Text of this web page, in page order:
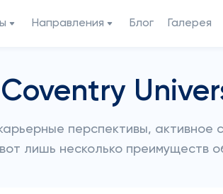
Направления Блог Галерея
Coventry
перспективы, активное
лишь несколько преимуществ